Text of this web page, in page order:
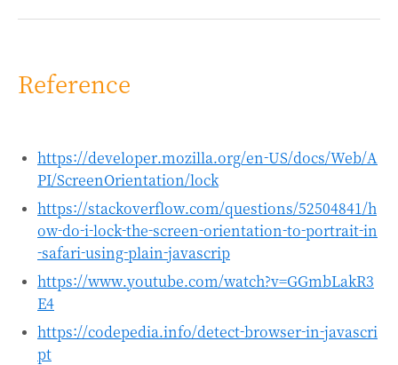
Reference
https://developer.mozilla.org/en-US/docs/Web/A
PI/ScreenOrientation/lock
https://stackoverflow.com/questions/52504841/h
ow-do-i-lock-the-screen-orientation-to-portrait-in
-safari-using-plain-javascrip
https://www.youtube.com/watch?v=GGmbLakR3
E4
https://codepedia.info/detect-browser-in-javascri
pt